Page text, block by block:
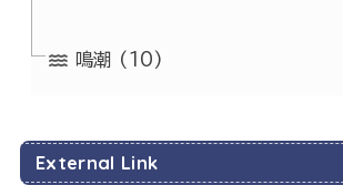
鳴潮 (10)
External Link